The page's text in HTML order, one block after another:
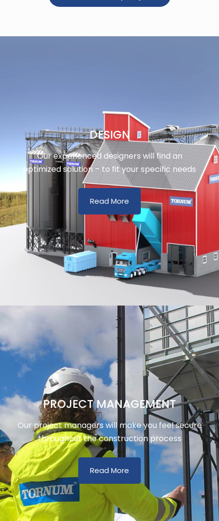
DESIGN
Our experienced designers will find an
optimized solution – to fit your specific needs
Read More
PROJECT MANAGEMENT
Our project managers will make you feel secure
throughout the construction process
Read More